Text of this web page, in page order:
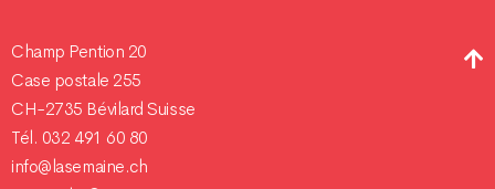
Champ Pention 20
Case postale 255
CH-2735 Bévilard Suisse
Tél. 032 491 60 80
info@lasemaine.ch